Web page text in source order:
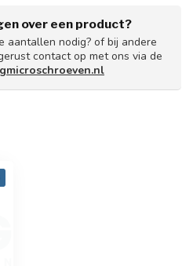
over een product?
aantallen nodig? of bij andere
contact op met ons via de